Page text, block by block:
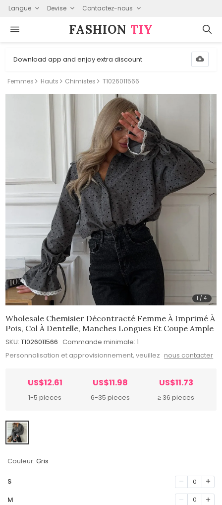
Langue Devise Contactez-nous
FASHION⁠ TIY
Download app and enjoy extra discount
Femmes Hauts Chimistes T1026011566
1 /4
Wholesale Chemisier Décontracté Femme À Imprimé À
Pois, Col À Dentelle, Manches Longues Et Coupe Ample
SKU: T1026011566 Commande minimale: 1
Personnalisation et approvisionnement, veuillez nous contacter
US$12.61
1-5 pieces
US$11.98
6-35 pieces
US$11.73
≥ 36 pieces
Couleur: Gris
S 0
M 0